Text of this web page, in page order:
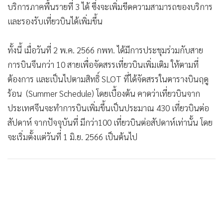
บริการภาคพื้นรายที่ 3 ได้ ซึ่งจะเพิ่มขีดความสามารถของบริการ
และรองรับเที่ยวบินได้เพิ่มขึ้น
ทั้งนี้ เมื่อวันที่ 2 พ.ค. 2566 กพท. ได้มีการประชุมร่วมกับสาย
การบินจีนกว่า 10 สายเพื่อจัดสรรเที่ยวบินเพิ่มเติม ให้ตามที่
ต้องการ และเป็นไปตามสิทธิ์ SLOT ที่ได้จัดสรรในตารางบินฤดู
ร้อน (Summer Schedule) โดยเบื้องต้น คาดว่าเที่ยวบินจาก
ประเทศจีนจะทำการบินเพิ่มขึ้นเป็นประมาณ 430 เที่ยวบินต่อ
สัปดาห์ จากปัจจุบันที่ มีกว่า100 เที่ยวบินต่อสัปดาห์เท่านั้น โดย
จะเริ่มตั้งแต่วันที่ 1 มิ.ย. 2566 เป็นต้นไป